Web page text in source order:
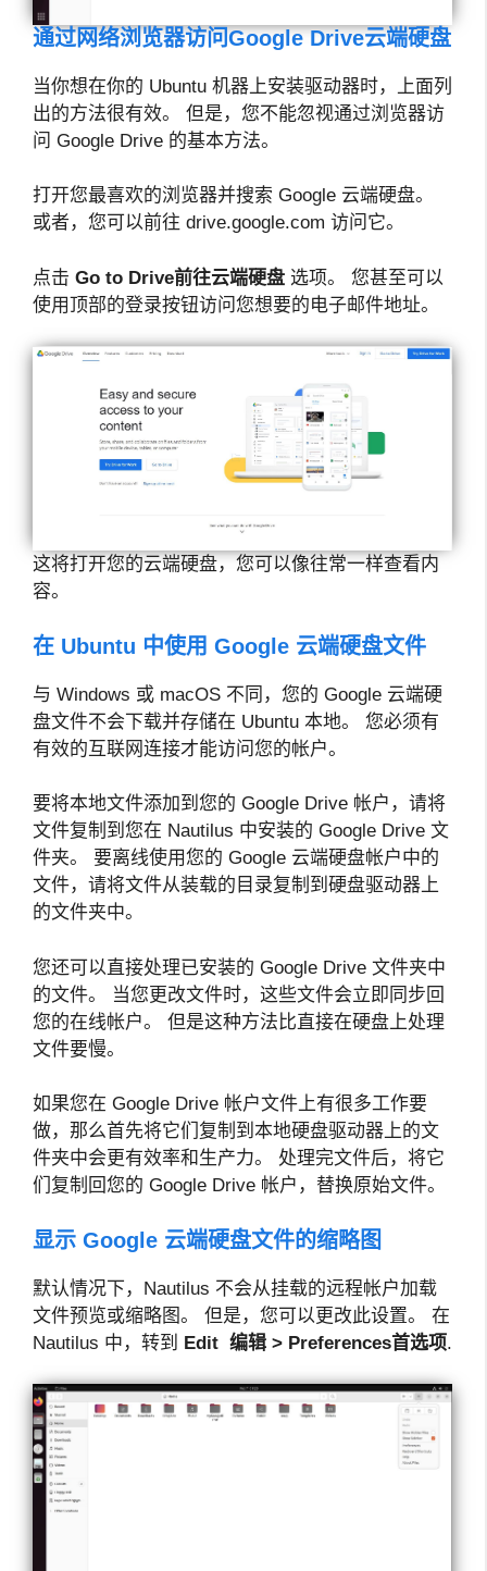
通过网络浏览器访问Google Drive云端硬盘
当你想在你的 Ubuntu 机器上安装驱动器时，上面列
出的方法很有效。 但是，您不能忽视通过浏览器访
问 Google Drive 的基本方法。
打开您最喜欢的浏览器并搜索 Google 云端硬盘。
或者，您可以前往 drive.google.com 访问它。
点击 Go to Drive前往云端硬盘 选项。 您甚至可以
使用顶部的登录按钮访问您想要的电子邮件地址。
这将打开您的云端硬盘，您可以像往常一样查看内
容。
在 Ubuntu 中使用 Google 云端硬盘文件
与 Windows 或 macOS 不同，您的 Google 云端硬
盘文件不会下载并存储在 Ubuntu 本地。 您必须有
有效的互联网连接才能访问您的帐户。
要将本地文件添加到您的 Google Drive 帐户，请将
文件复制到您在 Nautilus 中安装的 Google Drive 文
件夹。 要离线使用您的 Google 云端硬盘帐户中的
文件，请将文件从装载的目录复制到硬盘驱动器上
的文件夹中。
您还可以直接处理已安装的 Google Drive 文件夹中
的文件。 当您更改文件时，这些文件会立即同步回
您的在线帐户。 但是这种方法比直接在硬盘上处理
文件要慢。
如果您在 Google Drive 帐户文件上有很多工作要
做，那么首先将它们复制到本地硬盘驱动器上的文
件夹中会更有效率和生产力。 处理完文件后，将它
们复制回您的 Google Drive 帐户，替换原始文件。
显示 Google 云端硬盘文件的缩略图
默认情况下，Nautilus 不会从挂载的远程帐户加载
文件预览或缩略图。 但是，您可以更改此设置。 在
Nautilus 中，转到 Edit 编辑 > Preferences首选项.